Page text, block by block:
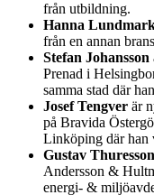
från utbildning.
Hanna
från en annan
Stefan Johansson
Prenad i
samma stad där
Josef Tengver är
på Bravida
Linköping där han
Gustav Thuresson
Andersson &
energi- &